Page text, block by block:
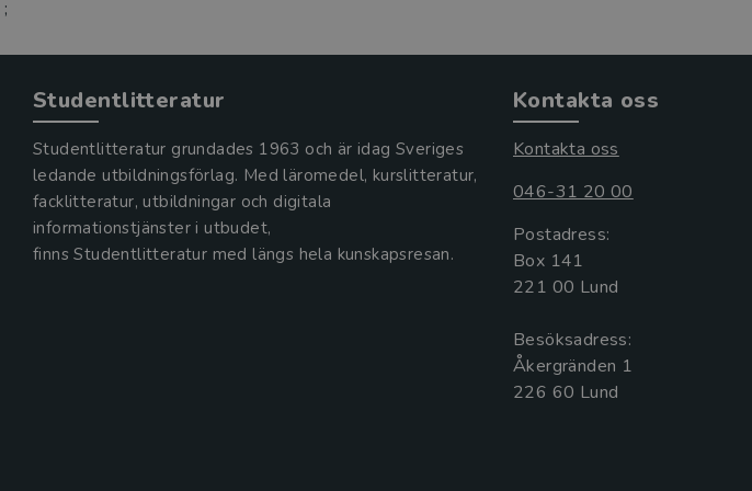
;
Studentlitteratur
Studentlitteratur grundades 1963 och är idag Sveriges
ledande utbildningsförlag. Med läromedel, kurslitteratur,
facklitteratur, utbildningar och digitala
informationstjänster i utbudet,
finns Studentlitteratur med längs hela kunskapsresan.
Kontakta oss
Kontakta oss
046-31 20 00
Postadress:
Box 141
221 00 Lund
Besöksadress:
Åkergränden 1